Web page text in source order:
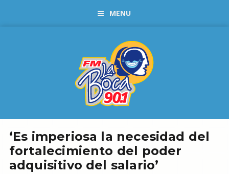
MENU
‘Es imperiosa la necesidad del
fortalecimiento del poder
adquisitivo del salario’